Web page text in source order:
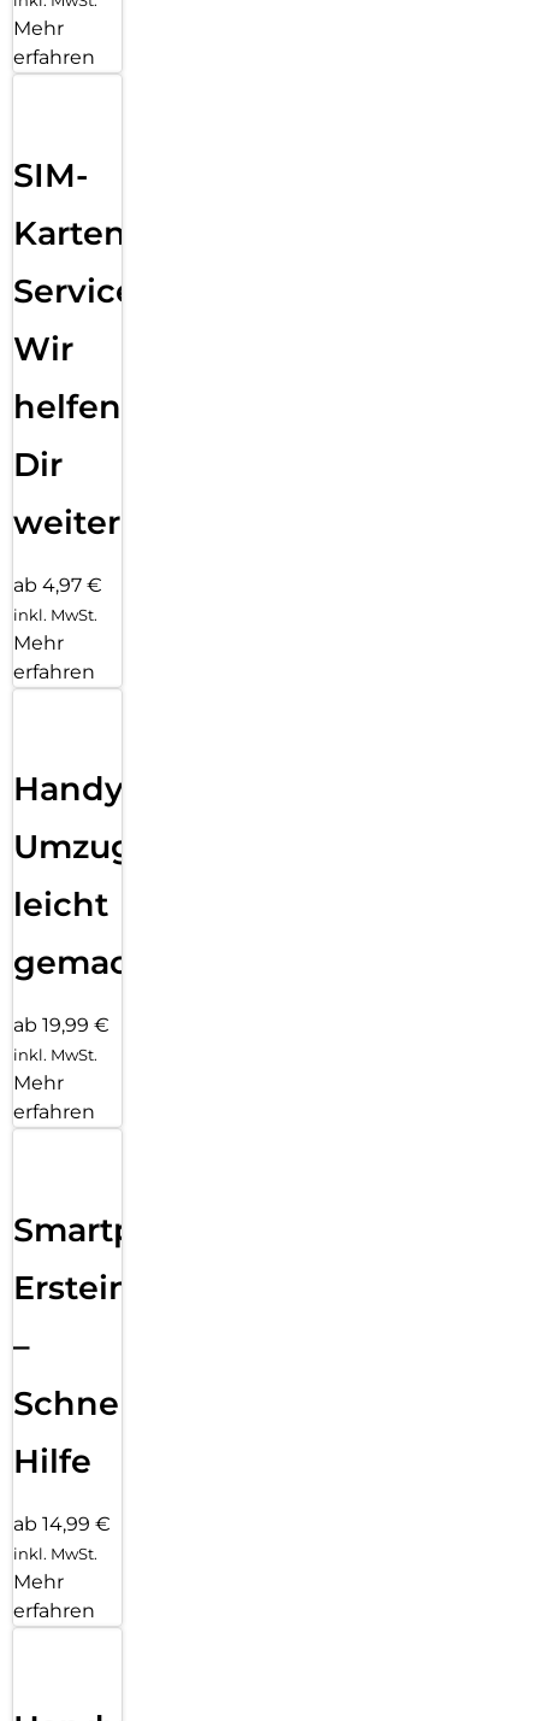
Mehr
erfahren
SIM-
Karten
Service:
Wir
helfen
Dir
weiter
ab 4,97 €
inkl. MwSt.
Mehr
erfahren
Handy
Umzug
leicht
gemacht!
ab 19,99 €
inkl. MwSt.
Mehr
erfahren
Smartphone
Ersteinrichtung
–
Schnelle
Hilfe
ab 14,99 €
inkl. MwSt.
Mehr
erfahren